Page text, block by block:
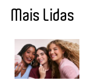
Mais Lidas